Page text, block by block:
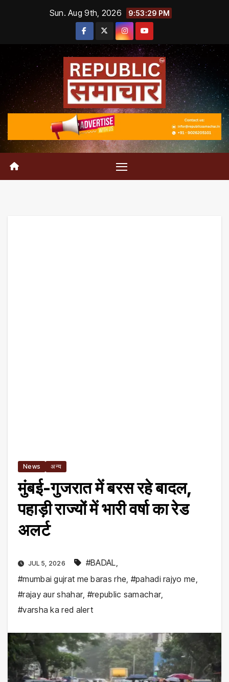
Sun. Aug 9th, 2026 9:53:30 PM
News अन्य
मुंबई-गुजरात में बरस रहे बादल,
पहाड़ी राज्यों में भारी वर्षा का रेड
अलर्ट
JUL 5, 2026 #BADAL
#mumbai gujrat me baras rhe #pahadi rajyo me
#rajay aur shahar, #republic samachar,
#varsha ka red alert